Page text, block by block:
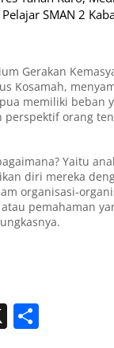
SMAN 2
Gerakan
Kosamah,
memiliki beban
perspektif orang
Yaitu
diri mereka
organisasi-
pemahaman
X